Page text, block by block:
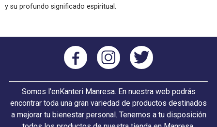
y su profundo significado espiritual.
Somos l'enKanteri Manresa. En nuestra web podrás
encontrar toda una gran variedad de productos destinados
a mejorar tu bienestar personal. Tenemos a tu disposición